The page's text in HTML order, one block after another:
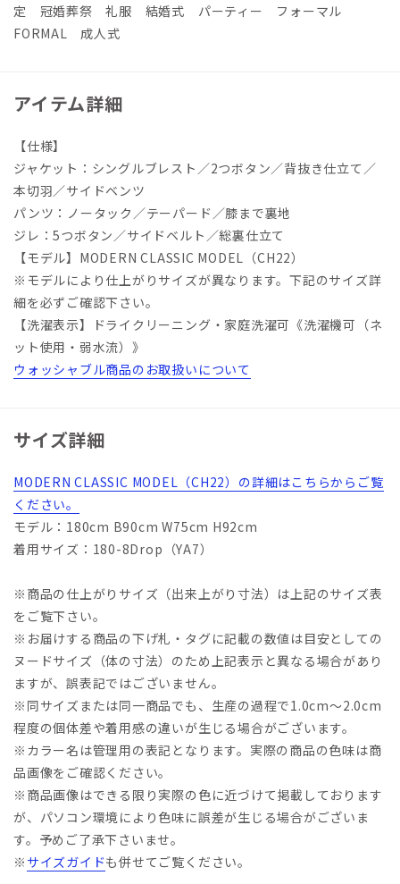
定 冠婚葬祭 礼服 結婚式 パーティー フォーマル
FORMAL 成人式
アイテム詳細
【仕様】
ジャケット：シングルブレスト／2つボタン／背抜き仕立て／
本切羽／サイドベンツ
パンツ：ノータック／テーパード／膝まで裏地
ジレ：5つボタン／サイドベルト／総裏仕立て
【モデル】MODERN CLASSIC MODEL（CH22）
※モデルにより仕上がりサイズが異なります。下記のサイズ詳
細を必ずご確認下さい。
【洗濯表示】ドライクリーニング・家庭洗濯可《洗濯機可（ネ
ット使用・弱水流）》
ウォッシャブル商品のお取扱いについて
サイズ詳細
MODERN CLASSIC MODEL（CH22）の詳細はこちらからご覧
ください。
モデル：180cm B90cm W75cm H92cm
着用サイズ：180-8Drop（YA7）
※商品の仕上がりサイズ（出来上がり寸法）は上記のサイズ表
をご覧下さい。
※お届けする商品の下げ札・タグに記載の数値は目安としての
ヌードサイズ（体の寸法）のため上記表示と異なる場合があり
ますが、誤表記ではございません。
※同サイズまたは同一商品でも、生産の過程で1.0cm～2.0cm
程度の個体差や着用感の違いが生じる場合がございます。
※カラー名は管理用の表記となります。実際の商品の色味は商
品画像をご確認ください。
※商品画像はできる限り実際の色に近づけて掲載しております
が、パソコン環境により色味に誤差が生じる場合がございま
す。予めご了承下さいませ。
※ サイズガイドも併せてご覧ください。